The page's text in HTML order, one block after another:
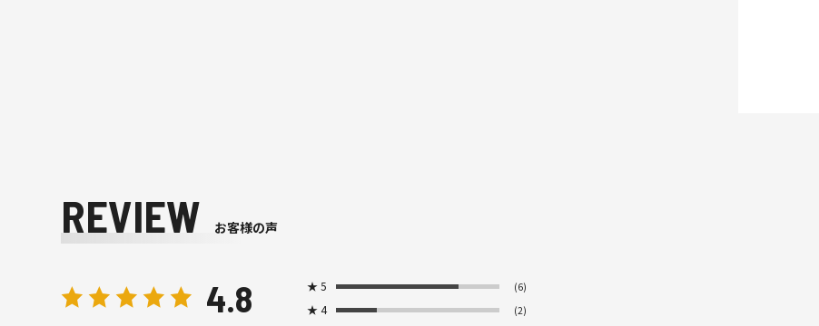
REVIEW お客様の声
4.8 ★5 (6)
★4 (2)